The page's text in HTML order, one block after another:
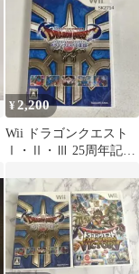
¥2,200
Wii ドラゴンクエスト
Ⅰ・Ⅱ・Ⅲ 25周年記